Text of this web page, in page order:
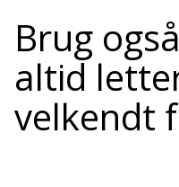
Brug
altid
velkendt